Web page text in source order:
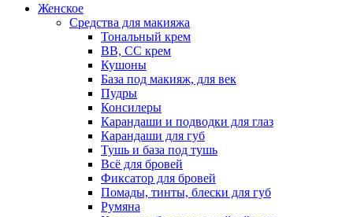
Женское
Средства для макияжа
Тональный крем
BB, CC крем
Кушоны
База под макияж, для век
Пудры
Консилеры
Карандаши и подводки для глаз
Карандаши для губ
Тушь и база под тушь
Всё для бровей
Фиксатор для бровей
Помады, тинты, блески для губ
Румяна